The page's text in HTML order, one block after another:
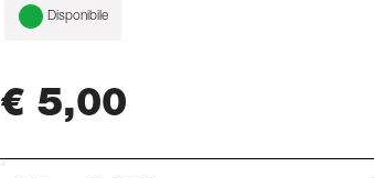
Disponibile
€ 5,00